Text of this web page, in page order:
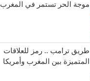
موجة الحر تستمر في المغرب
طريق ترامب .. رمز للعلاقات
المتميزة بين المغرب وأمريكا